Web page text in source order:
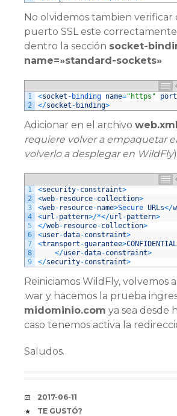
No olvidemos tambien
puerto SSL este
dentro la sección socket-
name=»standard-sockets»
1
2
<socket - binding name="https" port
</socket - binding>
Adicionar en el archivo web.xml
requiere volver a empaquetar
volverlo a desplegar en WildFly)
1
2
3
4
5
6
7
8
9
<security-constraint>
<web- resource-collection>
<web- resource-name>Secure URLs</
<url -pattern>/*</url -pattern>
</web- resource-collection>
<user-data-constraint>
<transport -guarantee>CONFIDENTIAL
</user-data-constraint>
</security-constraint>
Reiniciamos WildFly, volvemos
.war y hacemos la prueba
midominio.com ya sea desde
caso tenemos activa la
Saludos.
FECHA
2017-06-11
COFFEE
TE GUSTÓ?